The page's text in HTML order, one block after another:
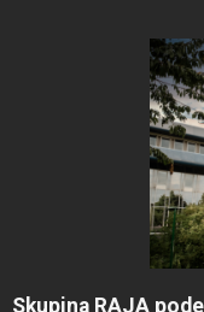
Skupina RAJA